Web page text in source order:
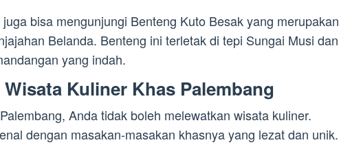
bisa mengunjungi Benteng Kuto Besak yang merupakan
Belanda. Benteng ini terletak di tepi Sungai Musi dan
yang indah.
Kuliner Khas Palembang
Anda tidak boleh melewatkan wisata kuliner.
dengan masakan-masakan khasnya yang lezat dan unik.